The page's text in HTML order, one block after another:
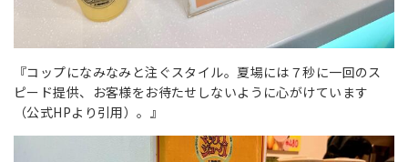
『コップになみなみと注ぐスタイル。夏場には７秒に一回のス
ピード提供、お客様をお待たせしないように心がけています
（公式HPより引用）。』